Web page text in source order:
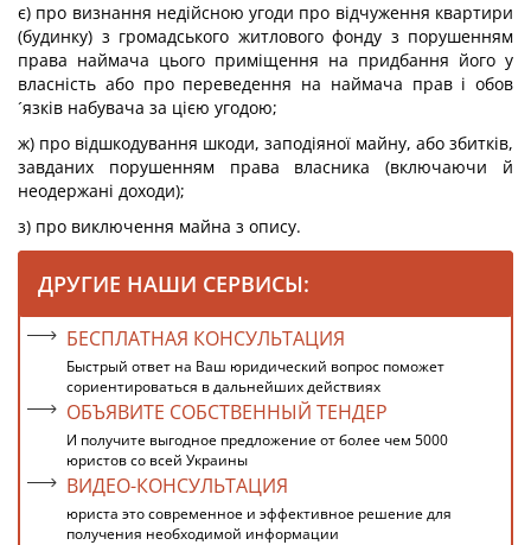
є) про визнання недійсною угоди про відчуження квартири
(будинку) з громадського житлового фонду з порушенням
права наймача цього приміщення на придбання його у
власність або про переведення на наймача прав і обов
´язків набувача за цією угодою;
ж) про відшкодування шкоди, заподіяної майну, або збитків,
завданих порушенням права власника (включаючи й
неодержані доходи);
з) про виключення майна з опису.
ДРУГИЕ НАШИ СЕРВИСЫ:
БЕСПЛАТНАЯ КОНСУЛЬТАЦИЯ
Быстрый ответ на Ваш юридический вопрос поможет
сориентироваться в дальнейших действиях
ОБЪЯВИТЕ СОБСТВЕННЫЙ ТЕНДЕР
И получите выгодное предложение от более чем 5000
юристов со всей Украины
ВИДЕО-КОНСУЛЬТАЦИЯ
юриста это современное и эффективное решение для
получения необходимой информации